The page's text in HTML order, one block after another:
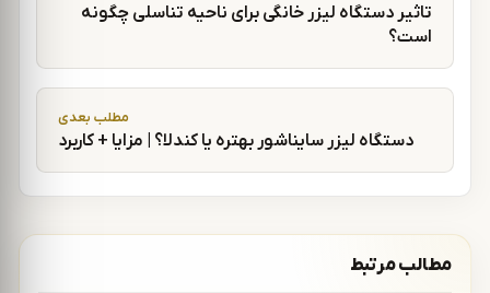
تاثیر دستگاه لیزر خانگی برای ناحیه تناسلی چگونه
است؟
مطلب بعدی
دستگاه لیزر سایناشور بهتره یا کندلا؟ | مزایا + کاربرد
مطالب مرتبط